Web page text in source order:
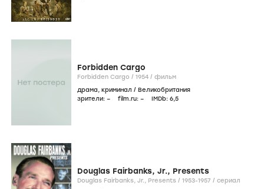
Forbidden Cargo
Forbidden Cargo / 1954 / фильм
драма, криминал / Великобритания
зрители: – film.ru: – IMDb: 6,5
Douglas Fairbanks, Jr., Presents
Douglas Fairbanks, Jr., Presents / 1953-1957 / сериал